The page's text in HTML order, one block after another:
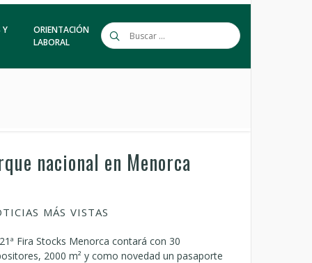
Y
ORIENTACIÓN
LABORAL
nacional en Menorca
MÁS VISTAS
Fira Stocks Menorca contará con 30
2000 m² y como novedad un pasaporte